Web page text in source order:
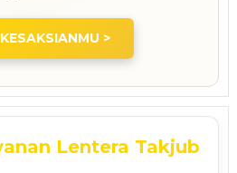
>
Lentera Takjub